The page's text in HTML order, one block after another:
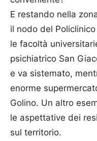
E restando nella
il nodo del
le facoltà
psichiatrico San
e va sistemato,
enorme
Golino. Un altro
le aspettative dei
sul territorio.